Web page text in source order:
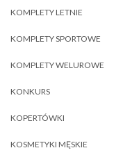
KOMPLETY LETNIE
KOMPLETY SPORTOWE
KOMPLETY WELUROWE
KONKURS
KOPERTÓWKI
KOSMETYKI MĘSKIE